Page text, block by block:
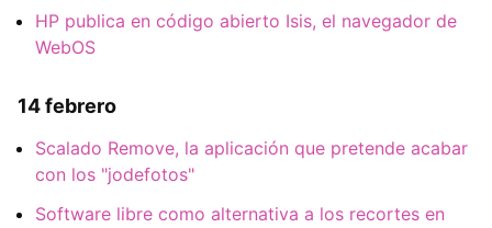
HP publica en código abierto Isis, el navegador de
WebOS
14 febrero
Scalado Remove, la aplicación que pretende acabar
con los "jodefotos"
Software libre como alternativa a los recortes en